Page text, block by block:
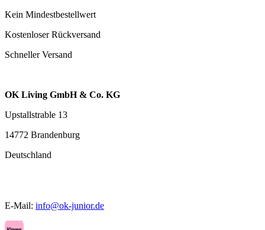
Kein Mindestbestellwert
Kostenloser Rückversand
Schneller Versand
OK Living GmbH & Co. KG
Upstallstrable 13
14772 Brandenburg
Deutschland
E-Mail: info@ok-junior.de